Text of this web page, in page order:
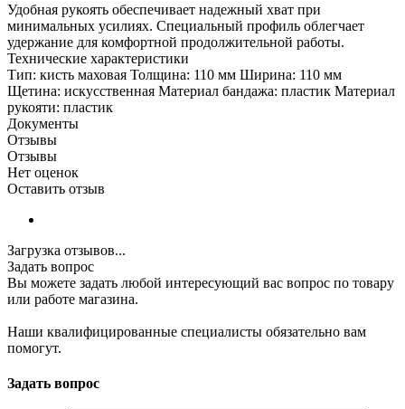
Удобная рукоять обеспечивает надежный хват при
минимальных усилиях. Специальный профиль облегчает
удержание для комфортной продолжительной работы.
Технические характеристики
Тип: кисть маховая Толщина: 110 мм Ширина: 110 мм
Щетина: искусственная Материал бандажа: пластик Материал
рукояти: пластик
Документы
Отзывы
Отзывы
Нет оценок
Оставить отзыв
Загрузка отзывов...
Задать вопрос
Вы можете задать любой интересующий вас вопрос по товару
или работе магазина.
Наши квалифицированные специалисты обязательно вам
помогут.
Задать вопрос